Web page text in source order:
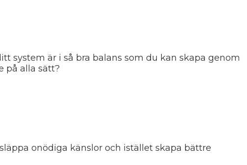
system är i så bra balans som du kan skapa genom
på alla sätt?
onödiga känslor och istället skapa bättre